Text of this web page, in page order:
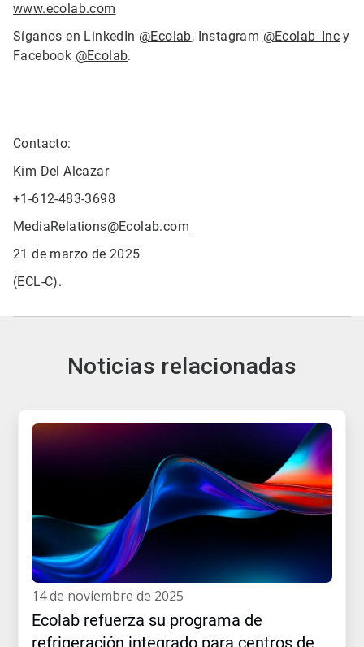
www.ecolab.com
Síganos en LinkedIn @Ecolab, Instagram @Ecolab_Inc y
Facebook @Ecolab.
Contacto:
Kim Del Alcazar
+1-612-483-3698
MediaRelations@Ecolab.com
21 de marzo de 2025
(ECL-C).
Noticias relacionadas
14 de noviembre de 2025
Ecolab refuerza su programa de